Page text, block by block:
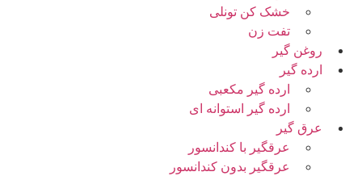
خشک کن تونلی
تفت زن
روغن گیر
ارده گیر
ارده گیر مکعبی
ارده گیر استوانه ای
عرق گیر
عرقگیر با کندانسور
عرقگیر بدون کندانسور